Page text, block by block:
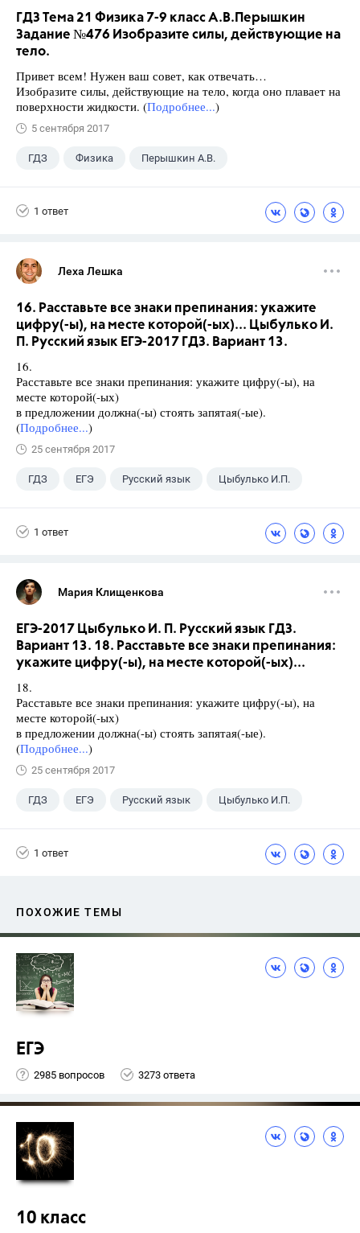
ГДЗ Тема 21 Физика 7-9 класс А.В.Перышкин
Задание №476 Изобразите силы, действующие на
тело.
Привет всем! Нужен ваш совет, как отвечать…
Изобразите силы, действующие на тело, когда оно плавает на
поверхности жидкости. (Подробнее...)
5 сентября 2017
ГДЗ Физика Перышкин А.В.
1 ответ
Леха Лешка
16. Расставьте все знаки препинания: укажите
цифру(-ы), на месте которой(-ых)... Цыбулько И.
П. Русский язык ЕГЭ-2017 ГДЗ. Вариант 13.
16.
Расставьте все знаки препинания: укажите цифру(-ы), на
месте которой(-ых)
в предложении должна(-ы) стоять запятая(-ые).
(Подробнее...)
25 сентября 2017
ГДЗ ЕГЭ Русский язык Цыбулько И.П.
1 ответ
Мария Клищенкова
ЕГЭ-2017 Цыбулько И. П. Русский язык ГДЗ.
Вариант 13. 18. Расставьте все знаки препинания:
укажите цифру(-ы), на месте которой(-ых)...
18.
Расставьте все знаки препинания: укажите цифру(-ы), на
месте которой(-ых)
в предложении должна(-ы) стоять запятая(-ые).
(Подробнее...)
25 сентября 2017
ГДЗ ЕГЭ Русский язык Цыбулько И.П.
1 ответ
ПОХОЖИЕ ТЕМЫ
ЕГЭ
2985 вопросов 3273 ответа
10 класс